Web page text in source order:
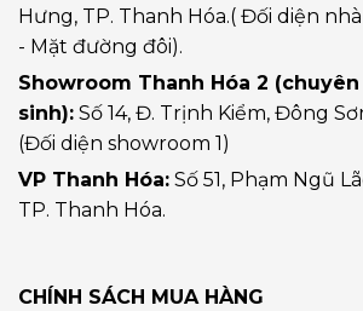
Hưng, TP. Thanh Hóa.( Đối diện
- Mặt đường đôi).
Showroom Thanh Hóa 2
sinh): Số 14, Đ. Trịnh Kiểm, Đông
(Đối diện showroom 1)
VP Thanh Hóa: Số 51, Phạm Ngũ
TP. Thanh Hóa.
CHÍNH SÁCH MUA HÀNG